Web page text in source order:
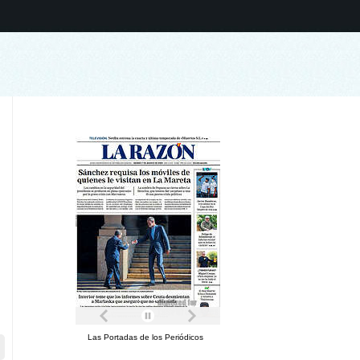
Las Portadas de los Periódicos